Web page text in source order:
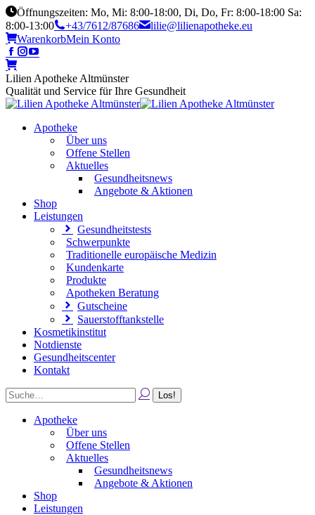
Öffnungszeiten: Mo, Mi: 8:00-18:00, Di, Do, Fr: 8:00-18:00 Sa:
8:00-13:00
+43/7612/87686
lilie@lilienapotheke.eu
WarenkorbMein Konto
Lilien Apotheke Altmünster
Qualität und Service für Ihre Gesundheit
Apotheke
Über uns
Offene Stellen
Aktuelles
Gesundheitsnews
Angebote & Aktionen
Shop
Leistungen
Gesundheitstests
Schwerpunkte
Traditionelle europäische Medizin
Kundenkarte
Produkte
Apotheken Beratung
Gutscheine
Sauerstofftankstelle
Kosmetikinstitut
Notdienste
Gesundheitscenter
Kontakt
Apotheke
Über uns
Offene Stellen
Aktuelles
Gesundheitsnews
Angebote & Aktionen
Shop
Leistungen